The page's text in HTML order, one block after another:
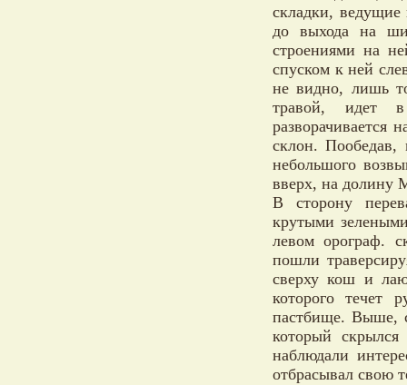
складки,
до выхода на
строениями на
спуском к ней
не видно, лишь
травой, идет
разворачивается
склон. Пообедав,
небольшого
вверх, на долину
В сторону
крутыми
левом орограф.
пошли
сверху кош и
которого течет
пастбище. Выше,
который
наблюдали
отбрасывал свою